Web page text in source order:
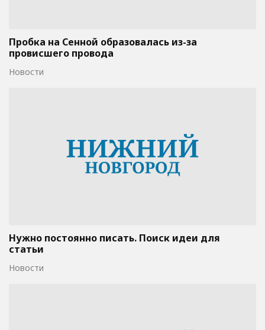
Пробка на Сенной образовалась из-за
провисшего провода
Новости
Нужно постоянно писать. Поиск идеи для
статьи
Новости